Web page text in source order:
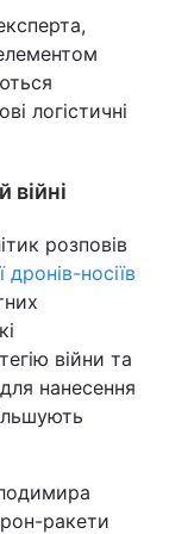
логістичні
війні
розповів
дронів-носіїв
війни та
нанесення
ракети